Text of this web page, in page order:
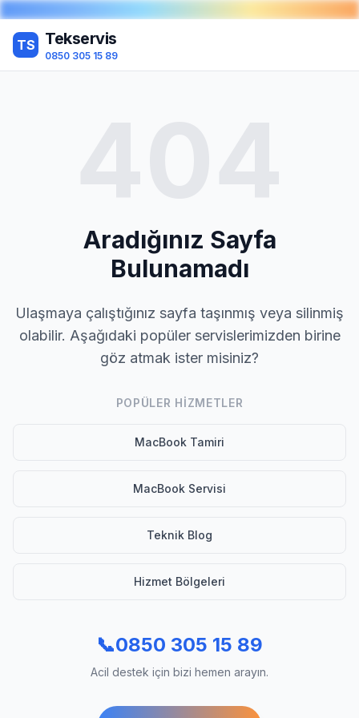
TS Tekservis
0850 305 15 89
Aradığınız Sayfa
Bulunamadı
Ulaşmaya çalıştığınız sayfa taşınmış veya silinmiş
olabilir. Aşağıdaki popüler servislerimizden birine
göz atmak ister misiniz?
POPÜLER HIZMETLER
MacBook Tamiri
MacBook Servisi
Teknik Blog
Hizmet Bölgeleri
📞0850 305 15 89
Acil destek için bizi hemen arayın.